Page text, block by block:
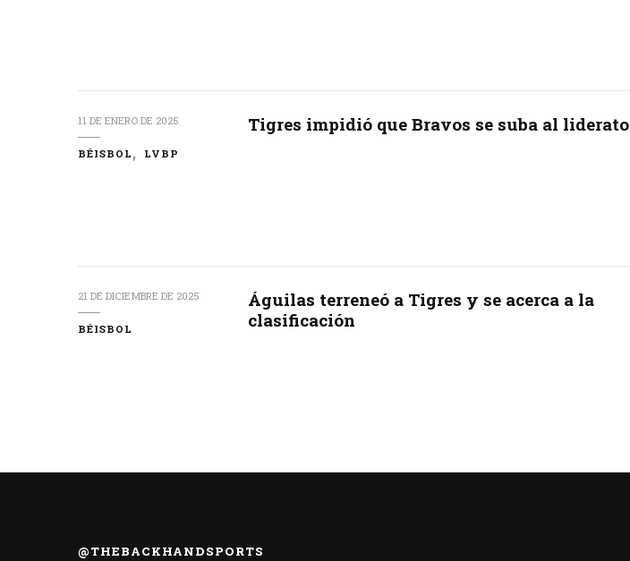
11 DE ENERO DE 2025
BÉISBOL LVBP
Tigres impidió que Bravos se suba al liderato
21 DE DICIEMBRE DE 2025
BÉISBOL
Águilas terreneó a Tigres y se acerca a la
clasificación
@THEBACKHANDSPORTS